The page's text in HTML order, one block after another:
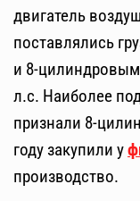
двигатель
поставлялись
и 8-
л.с. Наиболее
признали 8-
году закупили у
производство.